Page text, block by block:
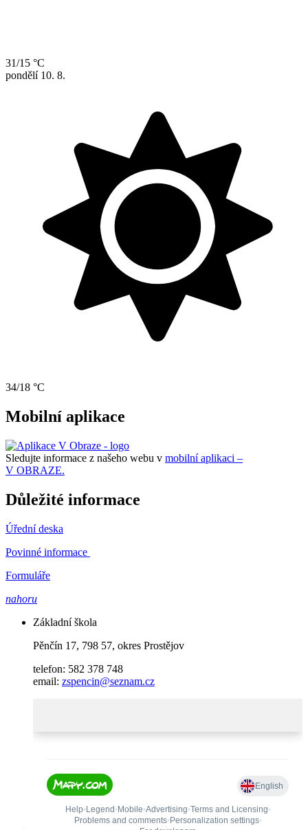
31/15 °C
pondělí 10. 8.
34/18 °C
Mobilní aplikace
Sledujte informace z našeho webu v mobilní aplikaci –
V OBRAZE.
Důležité informace
Úřední deska
Povinné informace
Formuláře
nahoru
Základní škola
Pěnčín 17, 798 57, okres Prostějov
telefon: 582 378 748
email: zspencin@seznam.cz